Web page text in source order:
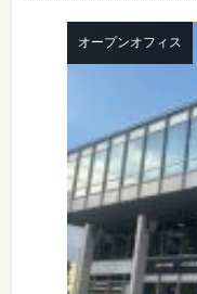
オープンオフィス